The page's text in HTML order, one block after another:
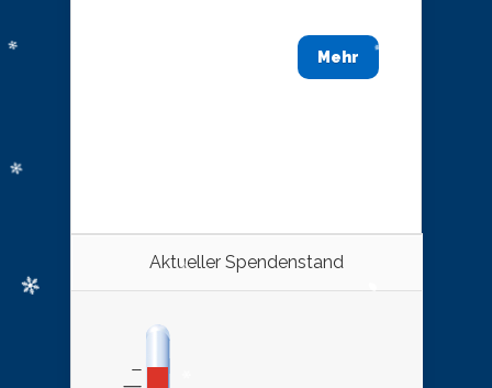
Mehr
Aktueller Spendenstand